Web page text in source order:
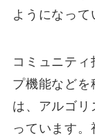
ようになって
コミュニティ
プ機能など
は、アルゴリ
っています。